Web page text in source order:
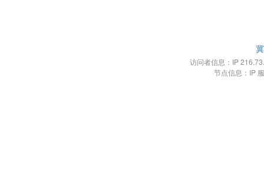
访问者信息：IP
节点信息：IP